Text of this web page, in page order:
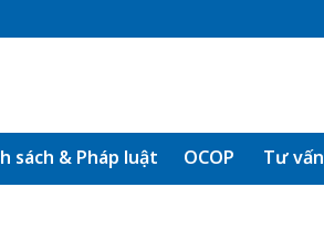
sách & Pháp luật OCOP Tư vấn